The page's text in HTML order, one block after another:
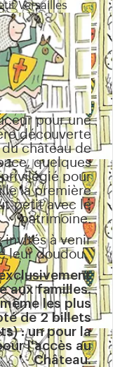
Versailles
pour une
découverte
château de
quelques
pour
la première
petit avec le
patrimoine.
invités à venir
leur doudou.
aux familles.
les plus
de 2 billets
: un pour la
l'accès au
Château.